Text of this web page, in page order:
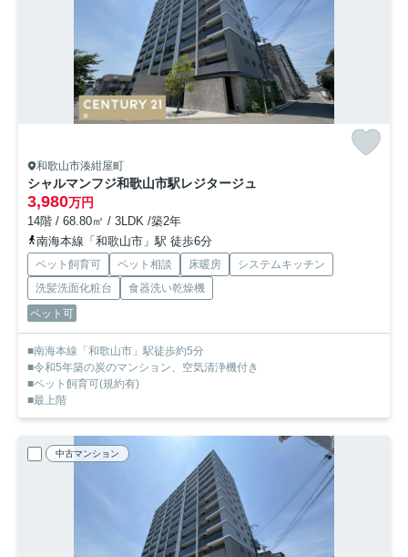
和歌山市湊紺屋町
シャルマンフジ和歌山市駅レジタージュ
3,980万円
14階 / 68.80㎡ / 3LDK /築2年
南海本線「和歌山市」駅 徒歩6分
ペット飼育可 ペット相談 床暖房
システムキッチン
洗髪洗面化粧台
食器洗い乾燥機
ペット可
■南海本線「和歌山市」駅徒歩約5分
■令和5年築の炭のマンション、空気清浄機付き
■ペット飼育可(規約有)
■最上階
中古マンション